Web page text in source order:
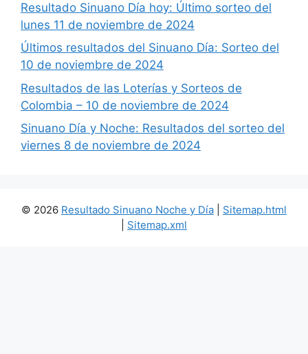
Resultado Sinuano Día hoy: Último sorteo del
lunes 11 de noviembre de 2024
Últimos resultados del Sinuano Día: Sorteo del
10 de noviembre de 2024
Resultados de las Loterías y Sorteos de
Colombia – 10 de noviembre de 2024
Sinuano Día y Noche: Resultados del sorteo del
viernes 8 de noviembre de 2024
© 2026 Resultado Sinuano Noche y Día
Sitemap.html
Sitemap.xml